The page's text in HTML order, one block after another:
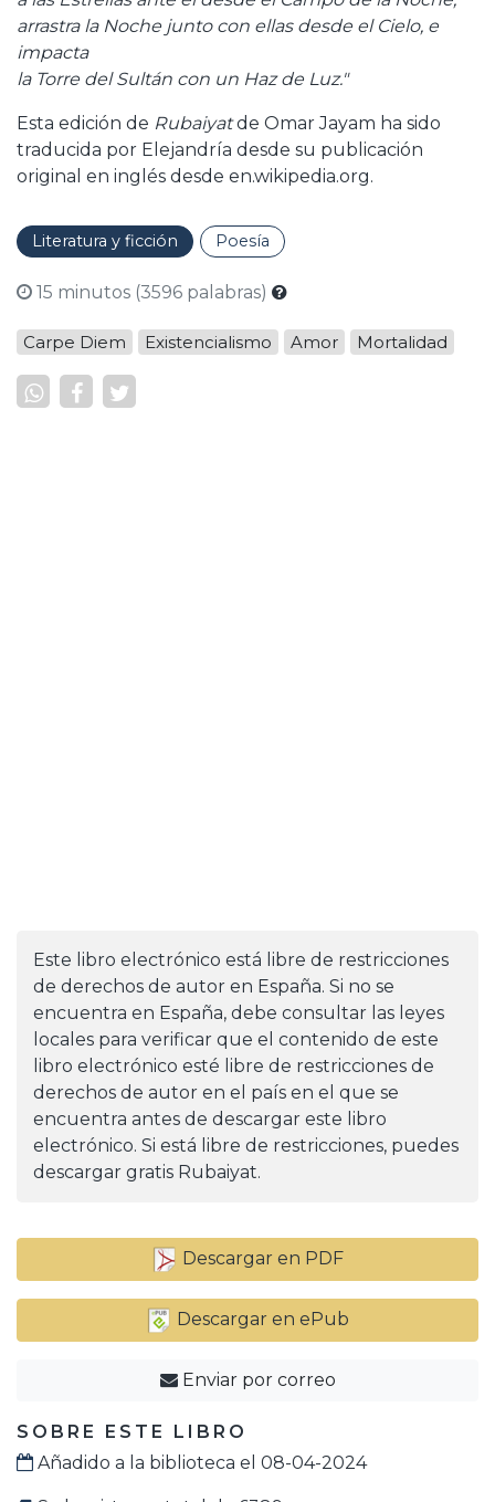
arrastra la Noche junto con ellas desde el Cielo, e
impacta
la Torre del Sultán con un Haz de Luz."
Esta edición de Rubaiyatde Omar Jayam ha sido
traducida por Elejandría desde su publicación
original en inglés desde en.wikipedia.org.
Literatura y ficción Poesía
15 minutos (3596 palabras)
Carpe Diem Existencialismo Amor Mortalidad
Este libro electrónico está libre de restricciones
de derechos de autor en España. Si no se
encuentra en España, debe consultar las leyes
locales para verificar que el contenido de este
libro electrónico esté libre de restricciones de
derechos de autor en el país en el que se
encuentra antes de descargar este libro
electrónico. Si está libre de restricciones, puedes
descargar gratis Rubaiyat.
Descargar en PDF
Descargar en ePub
Enviar por correo
SOBRE ESTE LIBRO
Añadido a la biblioteca el 08-04-2024